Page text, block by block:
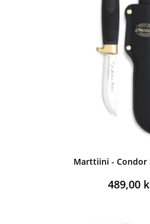
Marttiini - Condor
489,00